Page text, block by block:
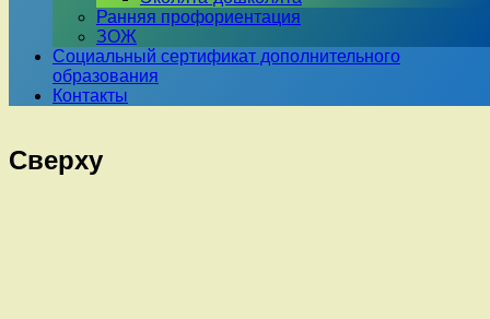
Ранняя профориентация
ЗОЖ
Социальный сертификат дополнительного
образования
Контакты
Сверху